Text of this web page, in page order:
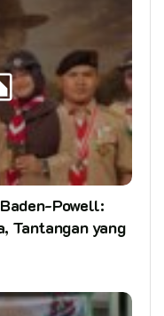
Powell:
Tantangan yang